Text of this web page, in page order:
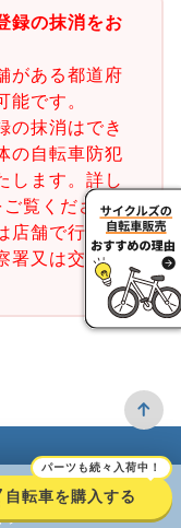
録の抹消をお
がある都道府
能です。
の抹消はでき
の自転車防犯
します。詳し
ご覧ください。
店舗で行うこ
署又は交番ま
パーツも続々入荷中！
自転車を購入する
ク